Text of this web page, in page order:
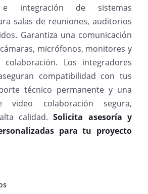
e integración de sistemas
salas de reuniones, auditorios
Garantiza una comunicación
micrófonos, monitores y
Los integradores
compatibilidad con tus
técnico permanente y una
video colaboración segura,
calidad.Solicita asesoría y
para tu proyecto